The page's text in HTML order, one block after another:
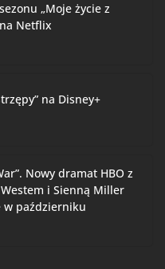
„Moje życie z
Netflix
na Disney+
Nowy dramat HBO z
i Sienną Miller
październiku